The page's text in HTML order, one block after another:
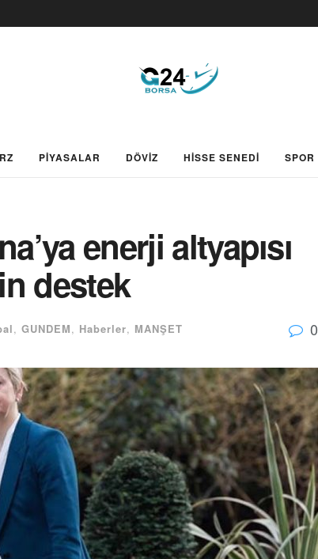
PİYASALAR DÖVİZ HİSSE SENEDİ SPOR
enerji altyapısı
destek
, GUNDEM, Haberler, MANŞET 0